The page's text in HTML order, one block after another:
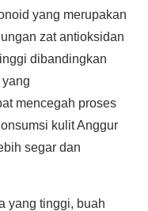
yang merupakan
zat antioksidan
dibandingkan
mencegah proses
kulit Anggur
segar dan
yang tinggi, buah